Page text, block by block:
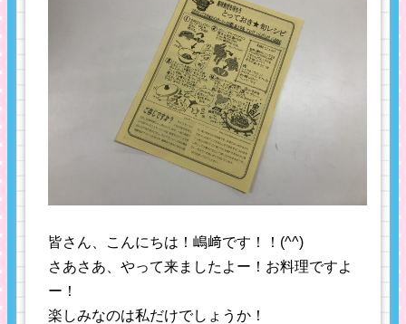
皆さん、こんにちは！嶋﨑です！！(^^)
さあさあ、やって来ましたよー！お料理ですよ
ー！
楽しみなのは私だけでしょうか！